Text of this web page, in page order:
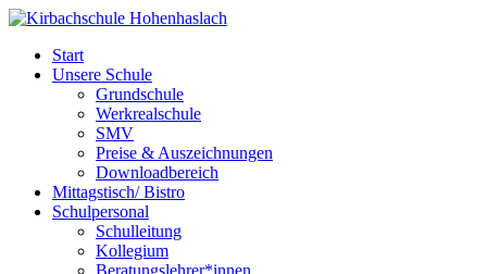
Start
Unsere Schule
Grundschule
Werkrealschule
SMV
Preise & Auszeichnungen
Downloadbereich
Mittagstisch/ Bistro
Schulpersonal
Schulleitung
Kollegium
Beratungslehrer*innen